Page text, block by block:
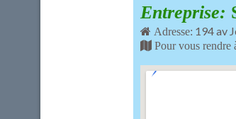
Entreprise:
Adresse: 194 av
Pour vous rendre